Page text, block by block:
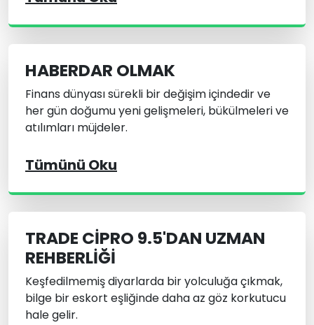
HABERDAR OLMAK
Finans dünyası sürekli bir değişim içindedir ve
her gün doğumu yeni gelişmeleri, bükülmeleri ve
atılımları müjdeler.
Tümünü Oku
TRADE CIPRO 9.5'DAN UZMAN
REHBERLIĞI
Keşfedilmemiş diyarlarda bir yolculuğa çıkmak,
bilge bir eskort eşliğinde daha az göz korkutucu
hale gelir.